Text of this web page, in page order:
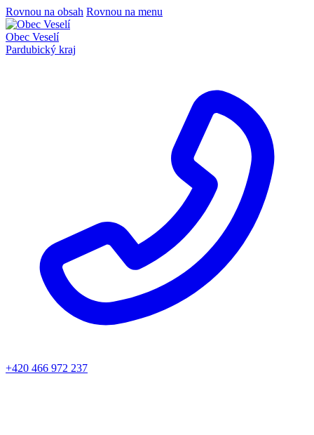
Rovnou na obsah Rovnou na menu
Obec Veselí
Pardubický kraj
+420 466 972 237